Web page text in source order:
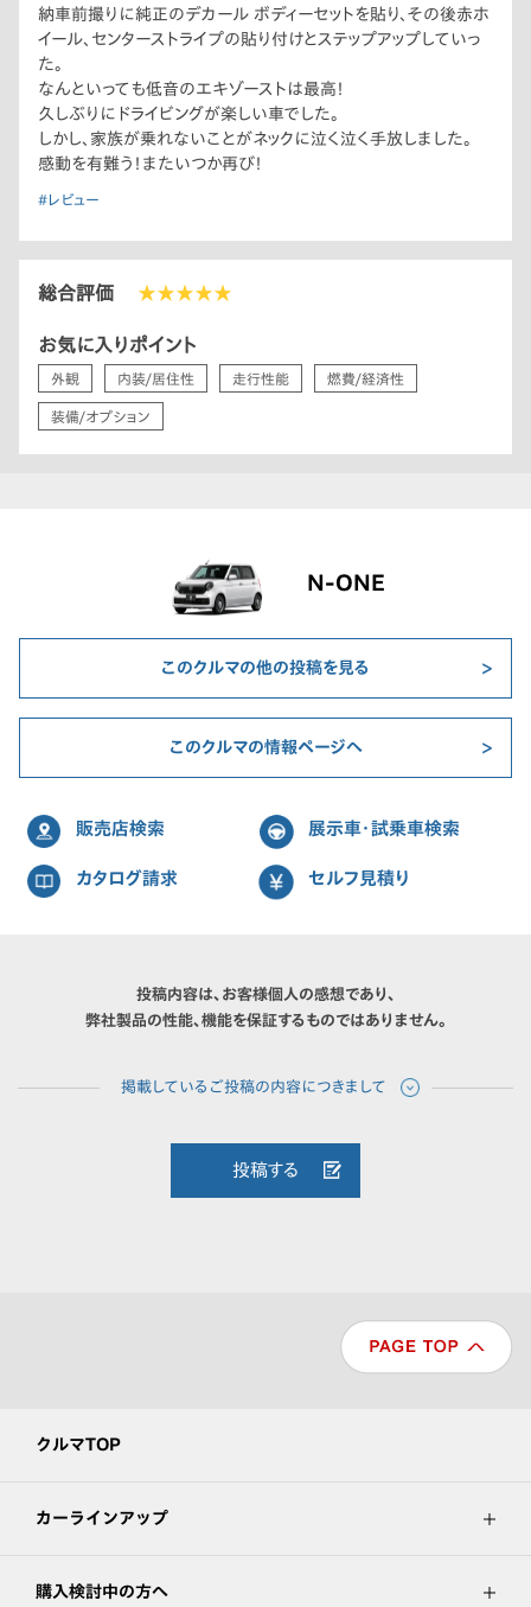
納車前撮りに純正のデカール ボディーセットを貼り、その後赤ホ
イール、センターストライプの貼り付けとステップアップしていっ
た。
なんといっても低音のエキゾーストは最高！
久しぶりにドライビングが楽しい車でした。
しかし、家族が乗れないことがネックに泣く泣く手放しました。
感動を有難う！またいつか再び！
#レビュー
総合評価 ★★★★★
お気に入りポイント
外観 内装/居住性 走行性能 燃費/経済性
装備/オプション
N-ONE
このクルマの他の投稿を見る
このクルマの情報ページへ
販売店検索 展示車・試乗車検索
カタログ請求 セルフ見積り
投稿内容は、お客様個人の感想であり、
弊社製品の性能、機能を保証するものではありません。
投稿する
クルマTOP
カーラインアップ
購入検討中の方へ